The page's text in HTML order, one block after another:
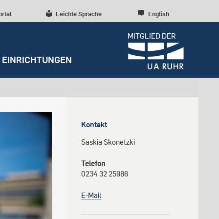
Leichte Sprache English
MITGLIED DER
Studentenleben
Beratung und Anlaufstellen
Forschungskultur
Forschungsstrukturen
Early Career Researchers
Entrepreneurship
Wissenschaftliche Beratung
Redaktion
Diversität, Inklusion,
Talententwicklung
Nachhaltigkeit
Campusentwicklung
Spenden und Stiften
EINRICHTUNGEN
Weitere Einrichtungen
Kontakt
Saskia Skonetzki
Telefon
0234 32 25986
E-Mail